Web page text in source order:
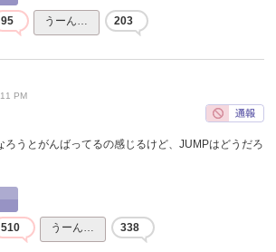
95 うーん… 203
PM
ろうとがんばってるの感じるけど、JUMPはどうだろ
510 うーん… 338